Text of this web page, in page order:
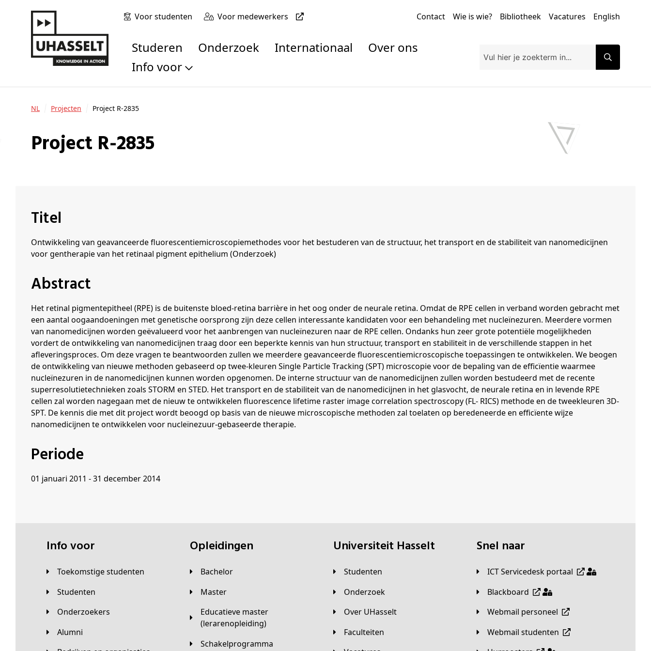
Voor studenten Voor medewerkers Contact Wie is wie? Bibliotheek Vacatures English
Studeren Onderzoek Internationaal
Over ons
Info voor
Toekomstige studenten
Alumni
Bedrijven en organisaties
NL Projecten Project R-2835
Project R-2835
Titel
Ontwikkeling van geavanceerde fluorescentiemicroscopiemethodes voor het bestuderen van de structuur, het transport en de stabiliteit van nanomedicijnen
voor gentherapie van het retinaal pigment epithelium (Onderzoek)
Abstract
Het retinal pigmentepitheel (RPE) is de buitenste bloed-retina barrière in het oog onder de neurale retina. Omdat de RPE cellen in verband worden gebracht met
een aantal oogaandoeningen met genetische oorsprong zijn deze cellen interessante kandidaten voor een behandeling met nucleïnezuren. Meerdere vormen
van nanomedicijnen worden geëvalueerd voor het aanbrengen van nucleïnezuren naar de RPE cellen. Ondanks hun zeer grote potentiële mogelijkheden
vordert de ontwikkeling van nanomedicijnen traag door een beperkte kennis van hun structuur, transport en stabiliteit in de verschillende stappen in het
afleveringsproces. Om deze vragen te beantwoorden zullen we meerdere geavanceerde fluorescentiemicroscopische toepassingen te ontwikkelen. We beogen
de ontwikkeling van nieuwe methoden gebaseerd op twee-kleuren Single Particle Tracking (SPT) microscopie voor de bepaling van de efficïentie waarmee
nucleïnezuren in de nanomedicijnen kunnen worden opgenomen. De interne structuur van de nanomedicijnen zullen worden bestudeerd met de recente
superresolutietechnieken zoals STORM en STED. Het transport en de stabiliteit van de nanomedicijnen in het glasvocht, de neurale retina en in levende RPE
cellen zal worden nagegaan met de nieuw te ontwikkelen fluorescence lifetime raster image correlation spectroscopy (FL- RICS) methode en de tweekleuren 3D-
SPT. De kennis die met dit project wordt beoogd op basis van de nieuwe microscopische methoden zal toelaten op beredeneerde en efficïente wijze
nanomedicijnen te ontwikkelen voor nucleïnezuur-gebaseerde therapie.
Periode
01 januari 2011 - 31 december 2014
Info voor
Toekomstige studenten
Studenten
Onderzoekers
Alumni
Opleidingen
Bachelor
Master
Educatieve master
(lerarenopleiding)
Schakelprogramma
universiteit Hasselt
Studenten
Onderzoek
Over UHasselt
Faculteiten
Snel naar
ICT Servicedesk portaal
Blackboard
Webmail personeel
Webmail studenten